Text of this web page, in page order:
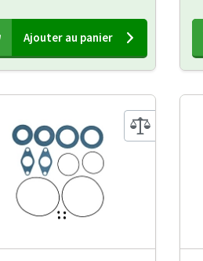
Ajouter au panier